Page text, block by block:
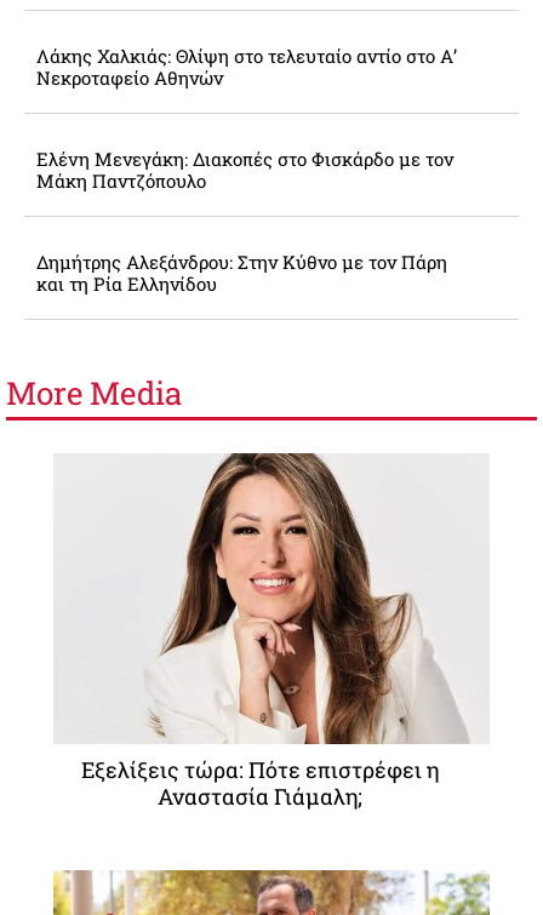
Λάκης Χαλκιάς: Θλίψη στο τελευταίο αντίο στο Α’
Νεκροταφείο Αθηνών
Ελένη Μενεγάκη: Διακοπές στο Φισκάρδο με τον
Μάκη Παντζόπουλο
Δημήτρης Αλεξάνδρου: Στην Κύθνο με τον Πάρη
και τη Ρία Ελληνίδου
More Media
Εξελίξεις τώρα: Πότε επιστρέφει η
Αναστασία Γιάμαλη;